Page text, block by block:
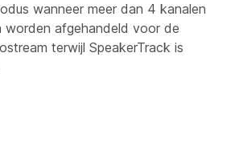
wanneer meer dan 4 kanalen
worden afgehandeld voor de
terwijl SpeakerTrack is